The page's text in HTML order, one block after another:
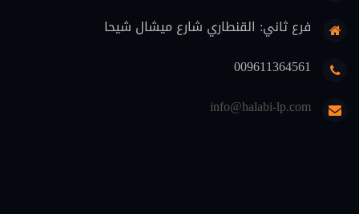
منهجية قانونية (4)
اثبات (4)
فرع ثاني: القنطاري شارع ميشال شيحا
009611364561
info@halabi-lp.com